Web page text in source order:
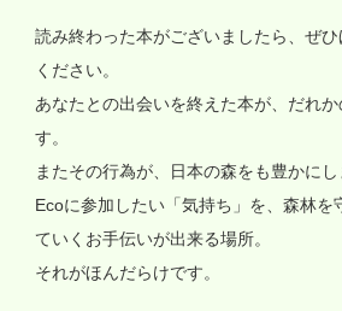
読み終わった本がございましたら、ぜ
ください。
あなたとの出会いを終えた本が、だれか
す。
またその行為が、日本の森をも豊かにし
Ecoに参加したい「気持ち」を、森林を
ていくお手伝いが出来る場所。
それがほんだらけです。